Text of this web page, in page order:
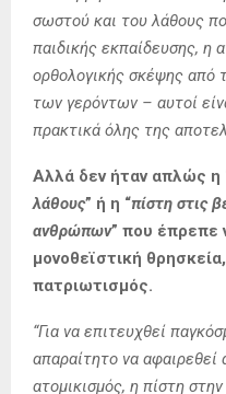
σωστού και του λάθους
παιδικής εκπαίδευσης, η
ορθολογικής σκέψης από
των γερόντων – αυτοί
πρακτικά όλης της
Αλλά δεν ήταν απλώς η
λάθους” ή η “πίστη στις
ανθρώπων” που έπρεπε
μονοθεϊστική
πατριωτισμός.
“Για να επιτευχθεί
απαραίτητο να
ατομικισμός, η πίστη